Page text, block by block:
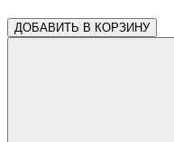
ДОБАВИТЬ В КОРЗИНУ